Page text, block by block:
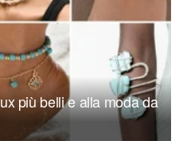
più belli e alla moda da